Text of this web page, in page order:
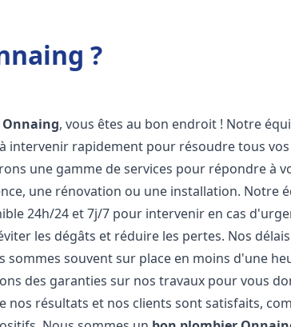
?
Onnaing, vous êtes au bon endroit ! Notre
intervenir rapidement pour résoudre tous vos
une gamme de services pour répondre à
une rénovation ou une installation. Notre
24h/24 et 7j/7 pour intervenir en cas
les dégâts et réduire les pertes. Nos délais
souvent sur place en moins d'une
des garanties sur nos travaux pour vous
nos résultats et nos clients sont satisfaits,